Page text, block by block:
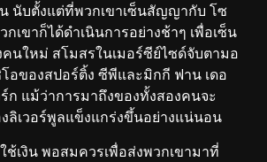
นับตั้งแต่ที่พวกเขาเซ็นสัญญากับ โซ
กเขาก็ได้ดำเนินการอย่างช้าๆ เพื่อเซ็น
นใหม่ สโมสรในเมอร์ซีย์ไซด์จับตามอ
อของสปอร์ติ้ง ซีพีและมิกกี ฟาน เดอ
ก แม้ว่าการมาถึงของทั้งสองคนจะ
ลิเวอร์พูลแข็งแกร่งขึ้นอย่างแน่นอน
ช้เงิน พอสมควรเพื่อส่งพวกเขามาที่